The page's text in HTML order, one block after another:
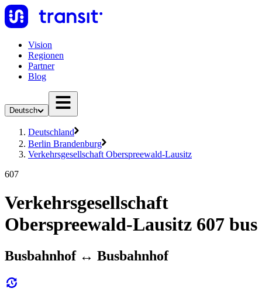
Vision
Regionen
Partner
Blog
Deutsch
Deutschland
Berlin Brandenburg
Verkehrsgesellschaft Oberspreewald-Lausitz
607
Verkehrsgesellschaft
Oberspreewald-Lausitz 607 bus
Busbahnhof ↔︎ Busbahnhof